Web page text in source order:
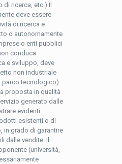
di ricerca, etc.) Il
deve essere
di ricerca e
o autonomamente
o enti pubblici
conduca
e sviluppo, deve
non industriale
parco tecnologico)
proposta in qualità
generato dalle
evidenti
esistenti o di
in grado di garantire
dalle vendite. Il
(università,